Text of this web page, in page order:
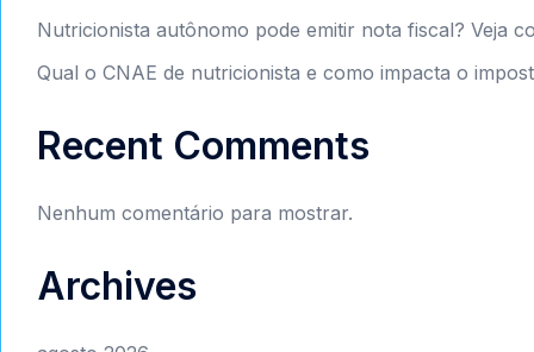
Nutricionista autônomo pode emitir nota fiscal? Veja
Qual o CNAE de nutricionista e como impacta o
Recent Comments
Nenhum comentário para mostrar.
Archives